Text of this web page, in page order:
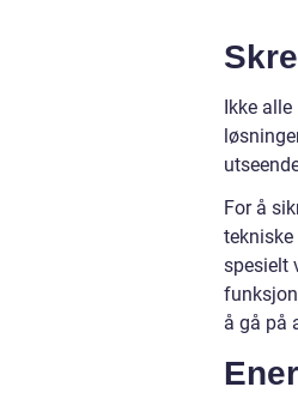
Ikke
For å
tekniske
spesielt
å gå på